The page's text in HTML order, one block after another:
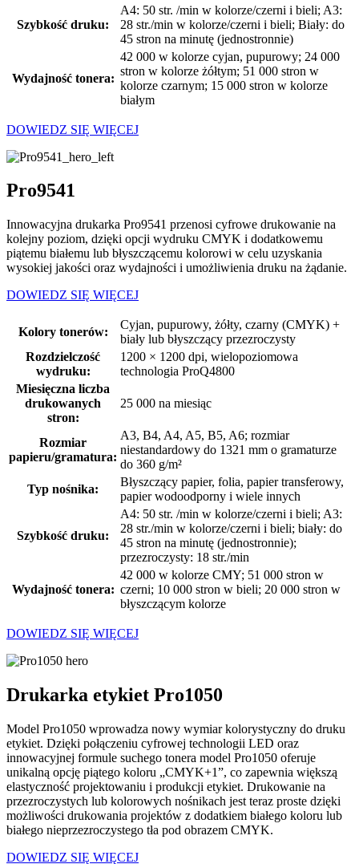
Szybkość druku:
A4: 50 str. /min w kolorze/czerni i bieli; A3:
28 str./min w kolorze/czerni i bieli; Biały: do
45 stron na minutę (jednostronnie)
Wydajność tonera:
42 000 w kolorze cyjan, pupurowy; 24 000
stron w kolorze żółtym; 51 000 stron w
kolorze czarnym; 15 000 stron w kolorze
białym
DOWIEDZ SIĘ WIĘCEJ
Pro9541
Innowacyjna drukarka Pro9541 przenosi cyfrowe drukowanie na
kolejny poziom, dzięki opcji wydruku CMYK i dodatkowemu
piątemu białemu lub błyszczącemu kolorowi w celu uzyskania
wysokiej jakości oraz wydajności i umożliwienia druku na żądanie.
DOWIEDZ SIĘ WIĘCEJ
Kolory tonerów:
Cyjan, pupurowy, żółty, czarny (CMYK) +
biały lub błyszczący przezroczysty
Rozdzielczość
wydruku:
1200 × 1200 dpi, wielopoziomowa
technologia ProQ4800
Miesięczna liczba
drukowanych
stron:
25 000 na miesiąc
Rozmiar
papieru/gramatura:
A3, B4, A4, A5, B5, A6; rozmiar
niestandardowy do 1321 mm o gramaturze
do 360 g/m²
Typ nośnika:
Błyszczący papier, folia, papier transferowy,
papier wodoodporny i wiele innych
Szybkość druku:
A4: 50 str. /min w kolorze/czerni i bieli; A3:
28 str./min w kolorze/czerni i bieli; biały: do
45 stron na minutę (jednostronnie);
przezroczysty: 18 str./min
Wydajność tonera:
42 000 w kolorze CMY; 51 000 stron w
czerni; 10 000 stron w bieli; 20 000 stron w
błyszczącym kolorze
DOWIEDZ SIĘ WIĘCEJ
Drukarka etykiet Pro1050
Model Pro1050 wprowadza nowy wymiar kolorystyczny do druku
etykiet. Dzięki połączeniu cyfrowej technologii LED oraz
innowacyjnej formule suchego tonera model Pro1050 oferuje
unikalną opcję piątego koloru „CMYK+1”, co zapewnia większą
elastyczność projektowaniu i produkcji etykiet. Drukowanie na
przezroczystych lub kolorowych nośnikach jest teraz proste dzięki
możliwości drukowania projektów z dodatkiem białego koloru lub
białego nieprzezroczystego tła pod obrazem CMYK.
DOWIEDZ SIĘ WIĘCEJ